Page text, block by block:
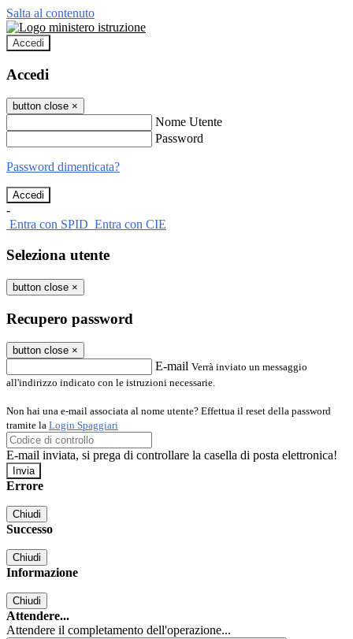
Salta al contenuto
Accedi
Accedi
button close ×
Nome Utente
Password
Password dimenticata?
-
Entra con SPID Entra con CIE
Seleziona utente
button close ×
Recupero password
button close ×
E-mail Verrà inviato un messaggio
all'indirizzo indicato con le istruzioni necessarie.
Non hai una e-mail associata al nome utente? Effettua il reset della password
tramite la Login Spaggiari
E-mail inviata, si prega di controllare la casella di posta elettronica!
Errore
Chiudi
Successo
Chiudi
Informazione
Chiudi
Attendere...
Attendere il completamento dell'operazione...